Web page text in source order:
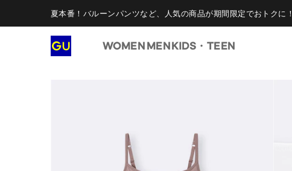
夏本番！バルーンパンツなど、人気の商品が期間限定でおトクに！
WOMEN MENKIDS・TEEN